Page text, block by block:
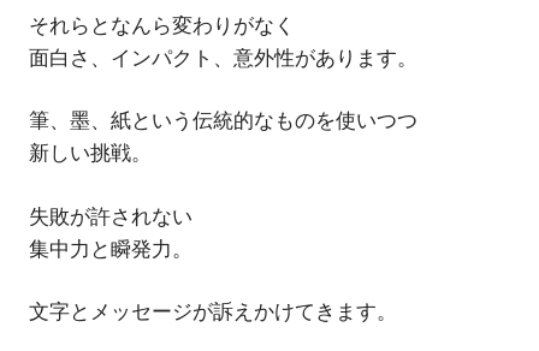
それらとなんら変わりがなく
面白さ、インパクト、意外性があります。
筆、墨、紙という伝統的なものを使いつつ
新しい挑戦。
失敗が許されない
集中力と瞬発力。
文字とメッセージが訴えかけてきます。